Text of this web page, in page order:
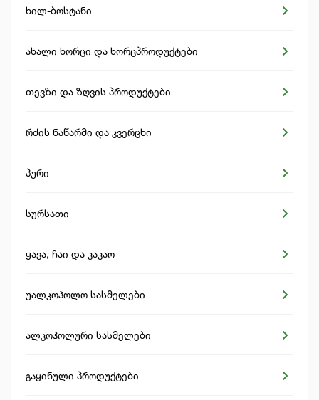
ხილ-ბოსტანი
ახალი ხორცი და ხორცპროდუქტები
თევზი და ზღვის პროდუქტები
რძის ნაწარმი და კვერცხი
პური
სურსათი
ყავა, ჩაი და კაკაო
უალკოჰოლო სასმელები
ალკოჰოლური სასმელები
გაყინული პროდუქტები